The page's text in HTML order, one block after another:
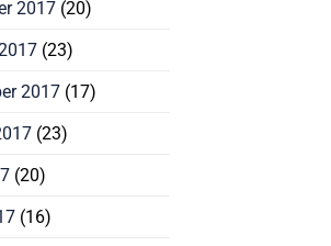
2017(20)
(23)
2017(17)
(23)
(20)
(16)